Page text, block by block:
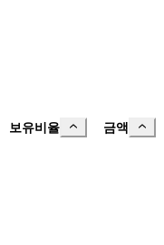
보유비율 금액